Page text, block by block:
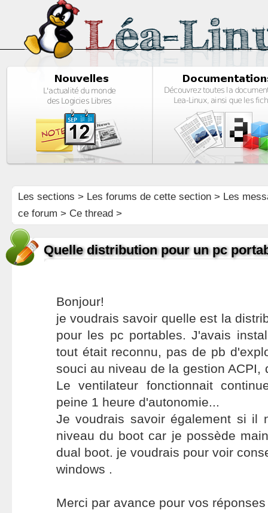
Les sections > Les forums de cette section> Les
ce forum > Ce thread >
Quelle distribution pour un pc
Bonjour!
je voudrais savoir quelle est la
pour les pc portables. J'avais
tout était reconnu, pas de pb
souci au niveau de la gestion ACPI,
Le ventilateur fonctionnait
peine 1 heure d'autonomie...
Je voudrais savoir également si il
niveau du boot car je possède
dual boot. je voudrais pour voir
windows .
Merci par avance pour vos